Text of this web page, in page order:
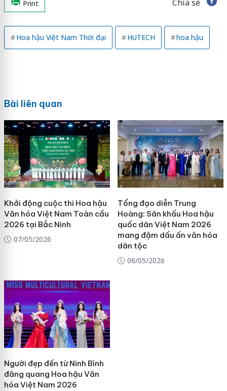
Print Chia sẻ
Hoa hậu Việt Nam Thời đại HUTECH hoa hậu
Bài liên quan
Khởi động cuộc thi Hoa hậu
Văn hóa Việt Nam Toàn cầu
2026 tại Bắc Ninh
07/05/2026
Tổng đạo diễn Trung
Hoàng: Sân khấu Hoa hậu
quốc dân Việt Nam 2026
mang đậm dấu ấn văn hóa
dân tộc
06/05/2026
Người đẹp đến từ Ninh Bình
đăng quang Hoa hậu Văn
hóa Việt Nam 2026